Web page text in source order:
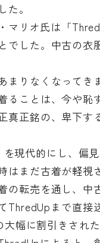
。
マリオ氏は「
でした。中古の
まりなくなって
ることは、今や
真正銘の、卑下
現代的にし、偏
はまだ古着が軽
の転売を通し、
ThredUpまで直
大幅に割引きされ